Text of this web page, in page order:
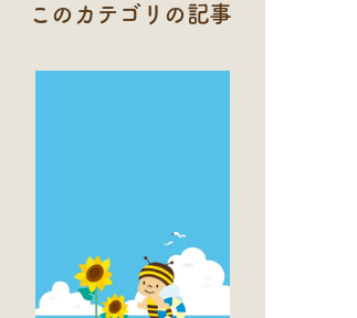
このカテゴリの記事